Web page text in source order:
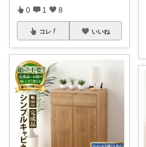
0 1 8
コレ いいね